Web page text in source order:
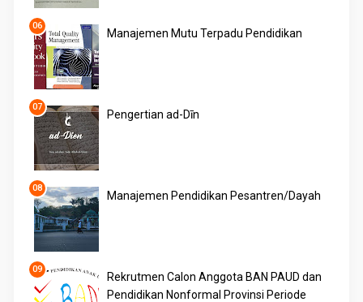
Manajemen Mutu Terpadu Pendidikan
Pengertian ad-Dīn
Manajemen Pendidikan Pesantren/Dayah
Rekrutmen Calon Anggota BAN PAUD dan
Pendidikan Nonformal Provinsi Periode